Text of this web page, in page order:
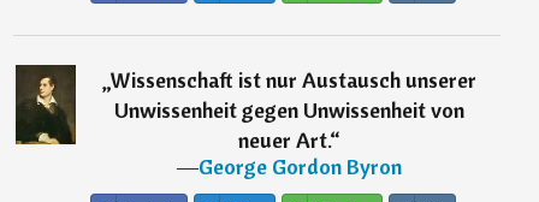
„Wissenschaft ist nur Austausch unserer
Unwissenheit gegen Unwissenheit von
neuer Art.“
―George Gordon Byron